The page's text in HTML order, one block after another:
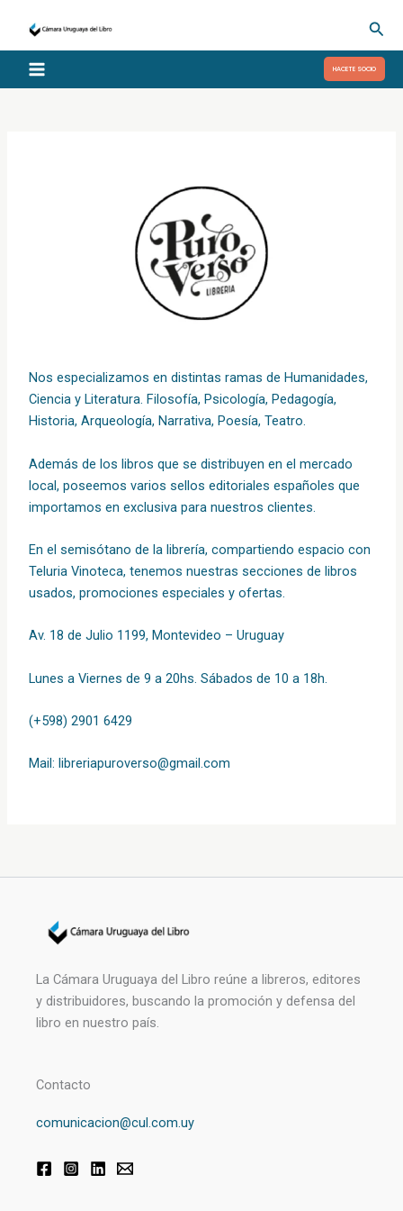
contenido
HACETE SOCIO
Nos especializamos en distintas ramas de Humanidades,
Ciencia y Literatura. Filosofía, Psicología, Pedagogía,
Historia, Arqueología, Narrativa, Poesía, Teatro.
Además de los libros que se distribuyen en el mercado
local, poseemos varios sellos editoriales españoles que
importamos en exclusiva para nuestros clientes.
En el semisótano de la librería, compartiendo espacio con
Teluria Vinoteca, tenemos nuestras secciones de libros
usados, promociones especiales y ofertas.
Av. 18 de Julio 1199, Montevideo – Uruguay
Lunes a Viernes de 9 a 20hs. Sábados de 10 a 18h.
(+598) 2901 6429
Mail:libreriapuroverso@gmail.com
La Cámara Uruguaya del Libro reúne a libreros, editores
y distribuidores, buscando la promoción y defensa del
libro en nuestro país.
Contacto
comunicacion@cul.com.uy